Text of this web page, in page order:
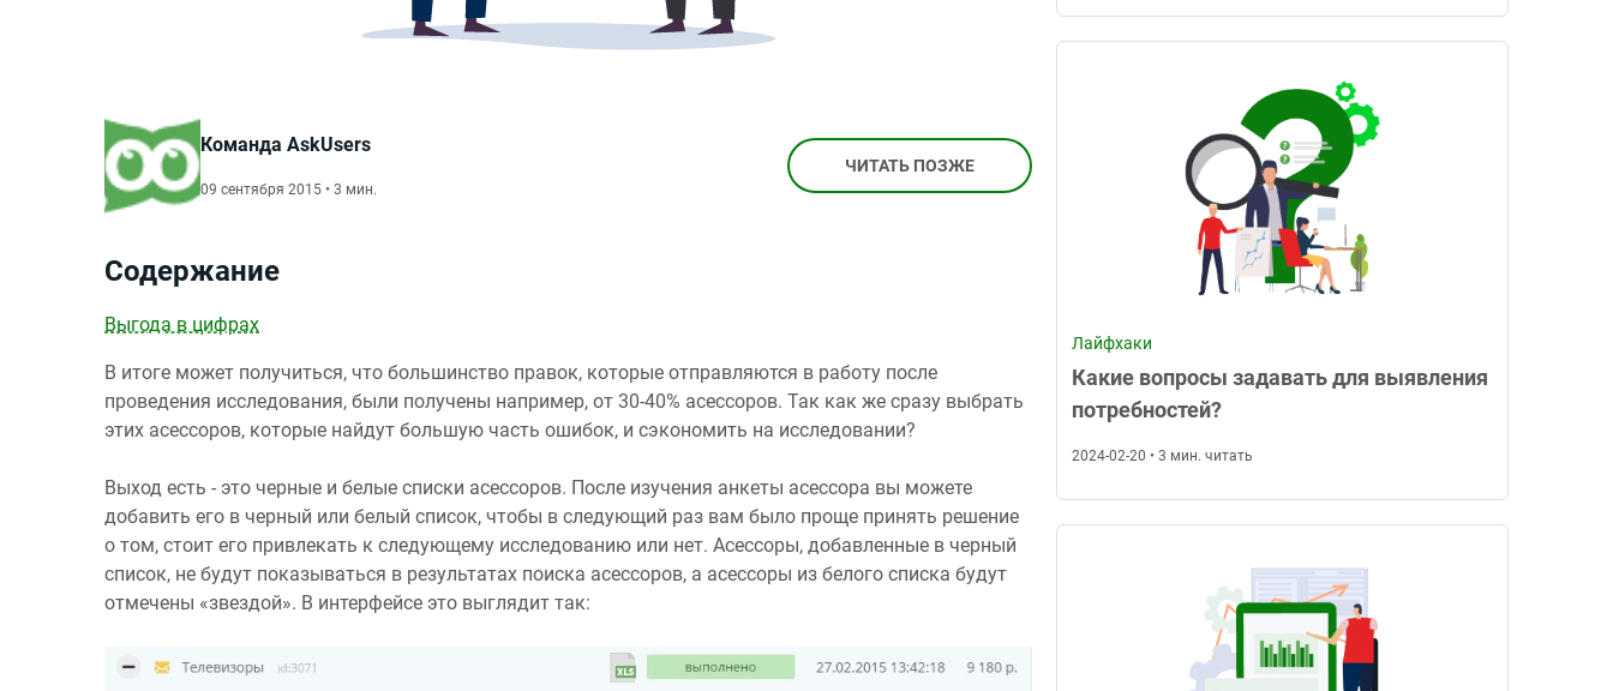
Команда AskUsers
09 сентября 2015 • 3 мин.
ЧИТАТЬ ПОЗЖЕ
Содержание
Выгода в цифрах
В итоге может получиться, что большинство правок, которые отправляются в работу после
проведения исследования, были получены например, от 30-40% асессоров. Так как же сразу выбрать
этих асессоров, которые найдут большую часть ошибок, и сэкономить на исследовании?
Выход есть - это черные и белые списки асессоров. После изучения анкеты асессора вы можете
добавить его в черный или белый список, чтобы в следующий раз вам было проще принять решение
о том, стоит его привлекать к следующему исследованию или нет. Асессоры, добавленные в черный
список, не будут показываться в результатах поиска асессоров, а асессоры из белого списка будут
отмечены «звездой». В интерфейсе это выглядит так:
Лайфхаки
Какие вопросы задавать для выявления
потребностей?
2024-02-20 • 3 мин. читать